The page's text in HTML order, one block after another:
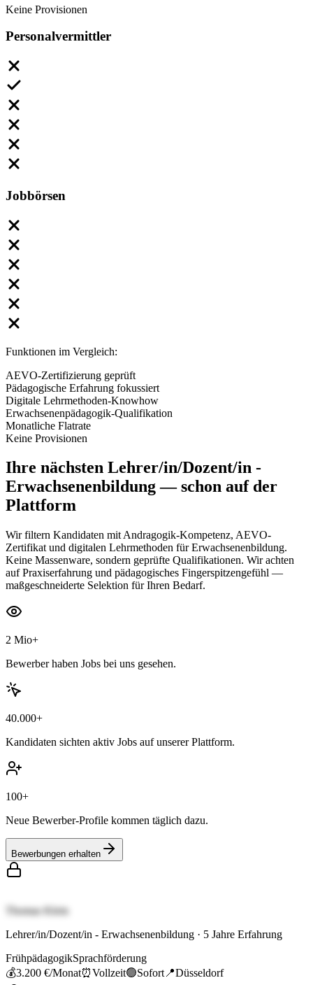
Keine Provisionen
Personalvermittler
Jobbörsen
Funktionen im Vergleich:
AEVO-Zertifizierung geprüft
Pädagogische Erfahrung fokussiert
Digitale Lehrmethoden-Knowhow
Erwachsenenpädagogik-Qualifikation
Monatliche Flatrate
Keine Provisionen
Ihre nächsten Lehrer/in/Dozent/in -
Erwachsenenbildung— schon auf der
Plattform
Wir filtern Kandidaten mit Andragogik-Kompetenz, AEVO-
Zertifikat und digitalen Lehrmethoden für Erwachsenenbildung.
Keine Massenware, sondern geprüfte Qualifikationen. Wir achten
auf Praxiserfahrung und pädagogisches Fingerspitzengefühl —
maßgeschneiderte Selektion für Ihren Bedarf.
2 Mio+
Bewerber haben Jobs bei uns gesehen.
40.000+
Kandidaten sichten aktiv Jobs auf unserer Plattform.
100+
Neue Bewerber-Profile kommen täglich dazu.
Bewerbungen erhalten
Thomas Klein
Lehrer/in/Dozent/in - Erwachsenenbildung · 5 Jahre Erfahrung
FrühpädagogikSprachförderung
💰3.200 €/Monat⏰Vollzeit🟢Sofort 📍Düsseldorf